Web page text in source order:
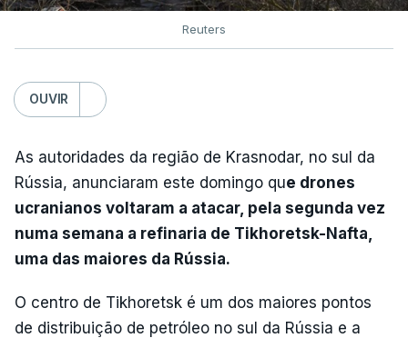
Reuters
OUVIR
As autoridades da região de Krasnodar, no sul da
Rússia, anunciaram este domingo que drones
ucranianos voltaram a atacar, pela segunda vez
numa semana a refinaria de Tikhoretsk-Nafta,
uma das maiores da Rússia.
O centro de Tikhoretsk é um dos maiores pontos
de distribuição de petróleo no sul da Rússia e a